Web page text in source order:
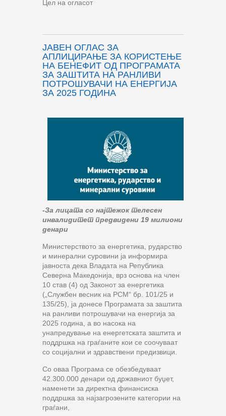
Цел на огласот
ЈАВЕН ОГЛАС ЗА
АПЛИЦИРАЊЕ ЗА КОРИСТЕЊЕ
НА БЕНЕФИТ ОД ПРОГРАМАТА
ЗА ЗАШТИТА НА РАНЛИВИ
ПОТРОШУВАЧИ НА ЕНЕРГИЈА
ЗА 2025 ГОДИНА
-За лицата со најтежок телесен
инвалидитет предвидени 19 милиони
денари
Министерството за енергетика, рударство
и минерални суровини ја информира
јавноста дека Владата на Република
Северна Македонија, врз основа на член
10 став (4) од Законот за енергетика
(„Службен весник на РСМ“ бр. 101/25 и
135/25), ја донесе Програмата за заштита
на ранливи потрошувачи на енергија за
2025 година, a во насока на
унапредување на енергетската заштита и
поддршка на граѓаните кои се соочуваат
со социјални и здравствени предизвици.
Со оваа Програма се обезбедуваат
42.300.000 денари од државниот буџет,
наменети за директна финансиска
поддршка за најзагрозените категории на
граѓани,